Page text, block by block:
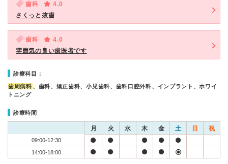
歯科
4.0
さくっと抜歯
歯科
4.0
雰囲気の良い歯医者です
診療科目：
歯周病科 、歯科、矯正歯科、小児歯科、歯科口腔外科、インプラント、ホワイ
トニング
診療時間
月 火 水 木 金 土 日 祝
09:00-12:30
14:00-18:00